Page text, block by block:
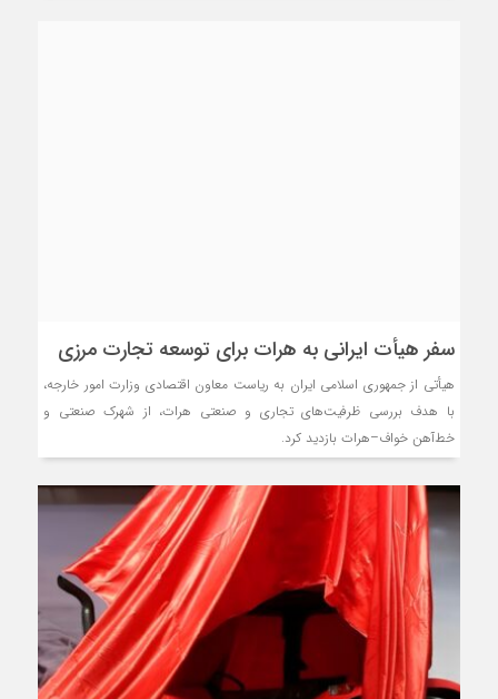
سفر هیأت ایرانی به هرات برای توسعه تجارت مرزی
هیأتی از جمهوری اسلامی ایران به ریاست معاون اقتصادی وزارت امور خارجه،
با هدف بررسی ظرفیت‌های تجاری و صنعتی هرات، از شهرک صنعتی و
خط‌آهن خواف–هرات بازدید کرد.